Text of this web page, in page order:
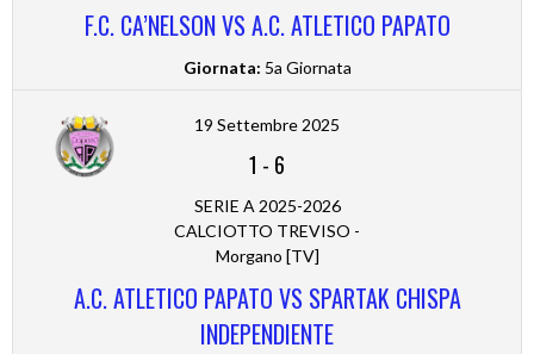
F.C. CA’NELSON VS A.C. ATLETICO PAPATO
Giornata: 5a Giornata
19 Settembre 2025
1 - 6
SERIE A 2025-2026
CALCIOTTO TREVISO -
Morgano [TV]
A.C. ATLETICO PAPATO VS SPARTAK CHISPA
INDEPENDIENTE